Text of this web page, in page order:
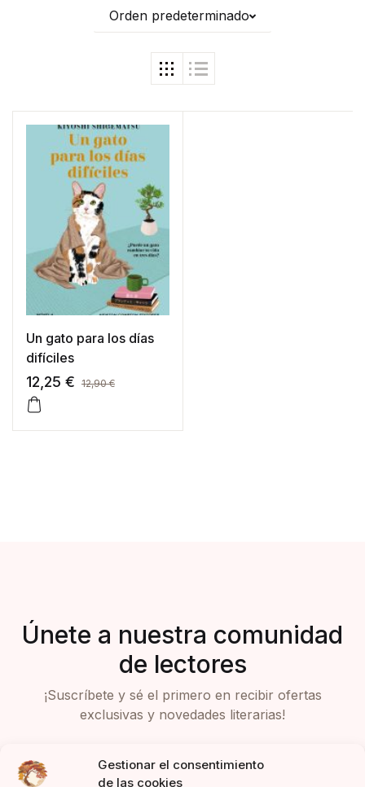
Gestionar el consentimiento
de las cookies
Orden predeterminado
Un gato para los días
difíciles
12,25 € 12,90€
Únete a nuestra comunidad
de lectores
¡Suscríbete y sé el primero en recibir ofertas
exclusivas y novedades literarias!